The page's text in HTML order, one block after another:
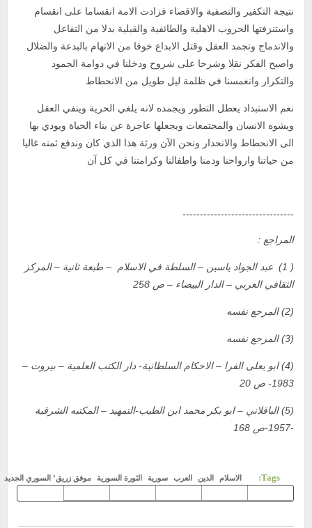
نتيجة التكفير والتصفية والاقصاء فزادت الامة انقساما على انقسام
واستنزفتها الحروب الاهلية والطائفية والقبلية بدلا من التفاعل
والاندماج وتجمد العقل وقتل الابداع خوفا من الاتهام بالبدعة والضلال
واصبح الفكر نقلا وشرحا على شروح ودخلنا في دوامة الجمود
والتكرار وانغمسنا في ظلمة ليل طويل من الانحطاط
نعم الاستبداد يعطل التطور ويجمده لانه يلغي الحرية وينفي العقل
ويشوه الانسان والمجتمعات ويجعلها عاجزة عن بناء الحياة ويودي بها
الى الانحطاط والانحدار ونحن الآن ورثة هذا الذي كان وندفع ثمنه غاليا
من حياتنا وارواحنا ودمنا واطفالنا وكرامتنا في كل آن
--------------------------------
المراجع :
( 1) عبد الجواد ياسين – السلطة في الاسلام – طبعة ثانية – المركز
الثقافي العربي – الدار البيضاء – ص 258
(2) المرجع نفسه
(3) المرجع نفسه
(4) ابو يعلى الفرا – الاحكام السلطانية- دار الكتب العلمية – بيروت –
1983- ص 20
(5) الباقلاني – ابو بكر محمد ابن الطيب-التمهيد – المكتبه الشرقية
-1957-ص 168
Tags: الاسلام الدين العرب سورية الثورة السورية موفق زريق’ السوري الجديد